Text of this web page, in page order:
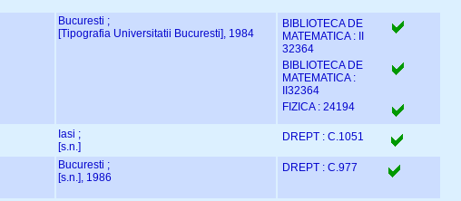
Bucuresti ;
[Tipografia Universitatii Bucuresti], 1984
BIBLIOTECA DE
MATEMATICA : II
32364
BIBLIOTECA DE
MATEMATICA :
II32364
FIZICA : 24194
Iasi ;
[s.n.]
DREPT : C.1051
Bucuresti ;
[s.n.], 1986
DREPT : C.977